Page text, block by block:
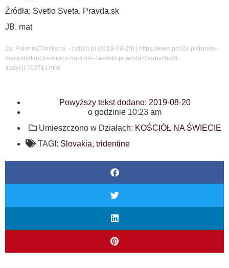
Źródła: Svetlo Sveta, Pravda.sk
JB, mat
Za: PoloniaChristiana – pch24.pl (2019-08-20) | https://www.pch24.pl/trnava–
msza-trydencka-wraca-na-stale–to-efekt-powrotu-wiernych-do-
tradycji,70271,i.html
Powyższy tekst dodano: 2019-08-20
o godzinie 10:23 am
Umieszczono w Działach: KOŚCIÓŁ NA ŚWIECIE
TAGI: Slovakia, tridentine